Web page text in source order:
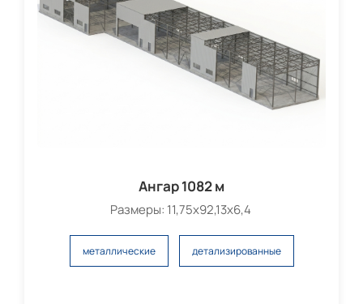
Ангар 1082 м
Размеры: 11,75х92,13х6,4
металлические детализированные